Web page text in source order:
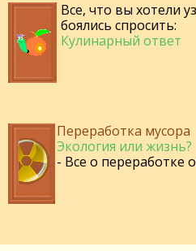
Все, что вы хотели
боялись спросить:
Кулинарный ответ
Переработка мусора
Экология или жизнь?
- Все о переработке